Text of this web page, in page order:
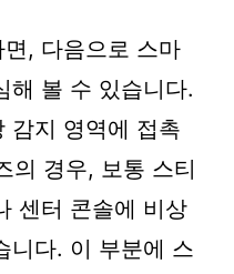
, 다음으로 스마
해 볼 수 있습니다.
감지 영역에 접촉
의 경우, 보통 스티
센터 콘솔에 비상
니다. 이 부분에 스